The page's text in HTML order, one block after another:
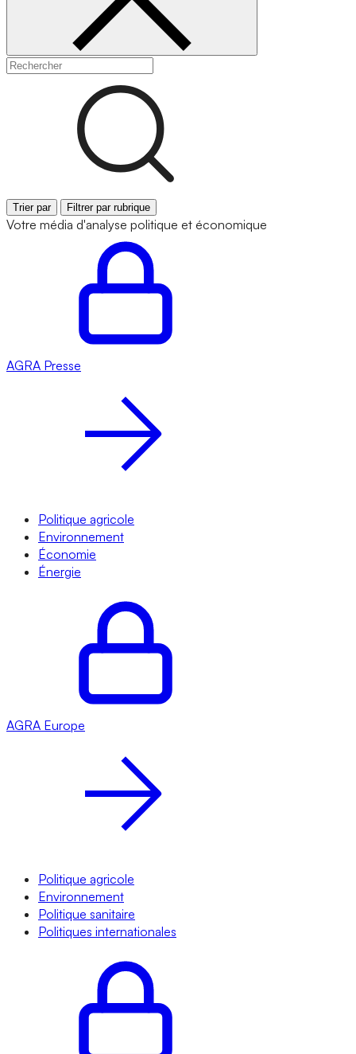
Trier par Filtrer par rubrique
Votre média d'analyse politique et économique
AGRA Presse
Politique agricole
Environnement
Économie
Énergie
AGRA Europe
Politique agricole
Environnement
Politique sanitaire
Politiques internationales